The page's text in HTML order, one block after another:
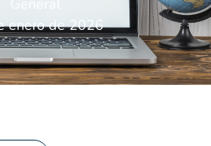
enero de 2026